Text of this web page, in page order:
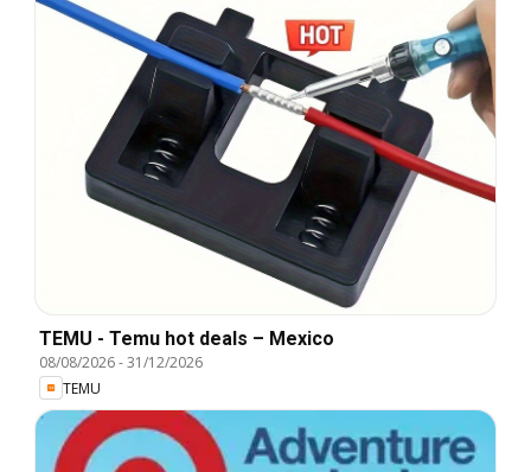
TEMU - Temu hot deals – Mexico
08/08/2026-31/12/2026
TEMU